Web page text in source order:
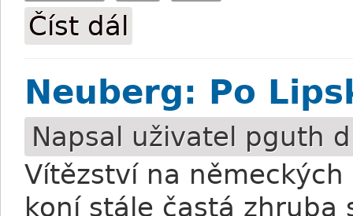
Číst dál
Neuberg: Po
Napsal uživatel pguth
Vítězství na
koní stále častá